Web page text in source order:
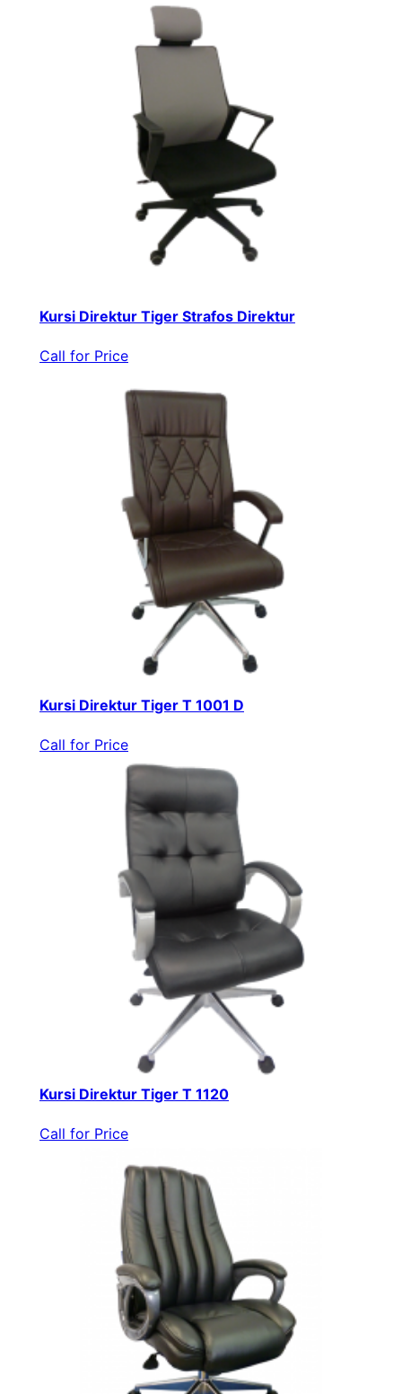
Kursi Direktur Tiger Strafos Direktur
Call for Price
Kursi Direktur Tiger T 1001 D
Call for Price
Kursi Direktur Tiger T 1120
Call for Price